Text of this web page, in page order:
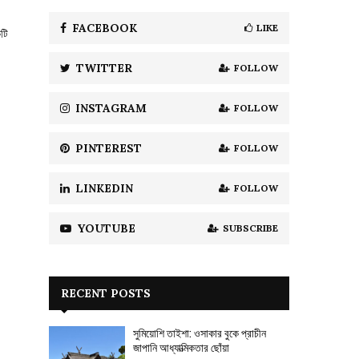
C
H
FACEBOOK LIKE
TWITTER FOLLOW
INSTAGRAM FOLLOW
PINTEREST FOLLOW
LINKEDIN FOLLOW
YOUTUBE SUBSCRIBE
RECENT POSTS
সুমিয়োশি তাইশা: ওসাকার বুকে প্রাচীন
জাপানি আধ্যাত্মিকতার ছোঁয়া